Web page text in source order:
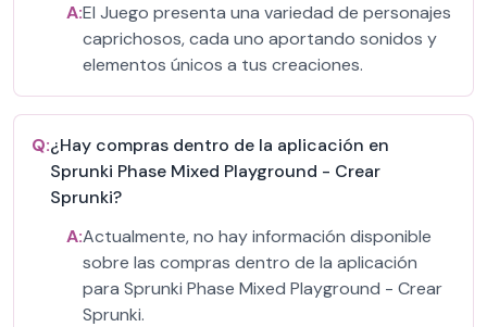
A:El Juego presenta una variedad de personajes
caprichosos, cada uno aportando sonidos y
elementos únicos a tus creaciones.
Q:¿Hay compras dentro de la aplicación en
Sprunki Phase Mixed Playground - Crear
Sprunki?
A:Actualmente, no hay información disponible
sobre las compras dentro de la aplicación
para Sprunki Phase Mixed Playground - Crear
Sprunki.